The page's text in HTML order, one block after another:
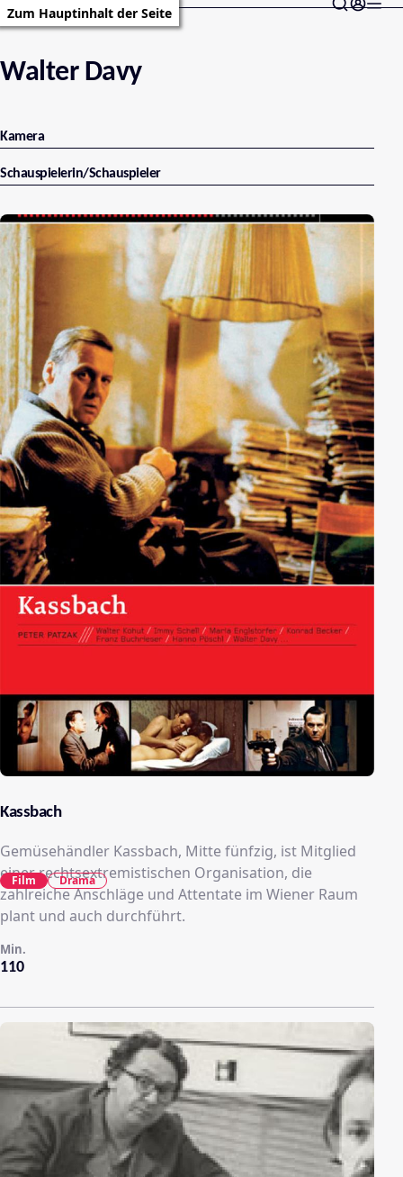
Zum Hauptinhalt der Seite
Walter Davy
Kamera
Schauspielerin/Schauspieler
Kassbach
Gemüsehändler Kassbach, Mitte fünfzig, ist Mitglied
einer rechtsextremistischen Organisation, die
zahlreiche Anschläge und Attentate im Wiener Raum
plant und auch durchführt.
110
Min.
Film Drama